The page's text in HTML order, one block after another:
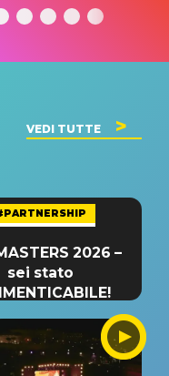
VEDI TUTTE
2026 –
sei stato